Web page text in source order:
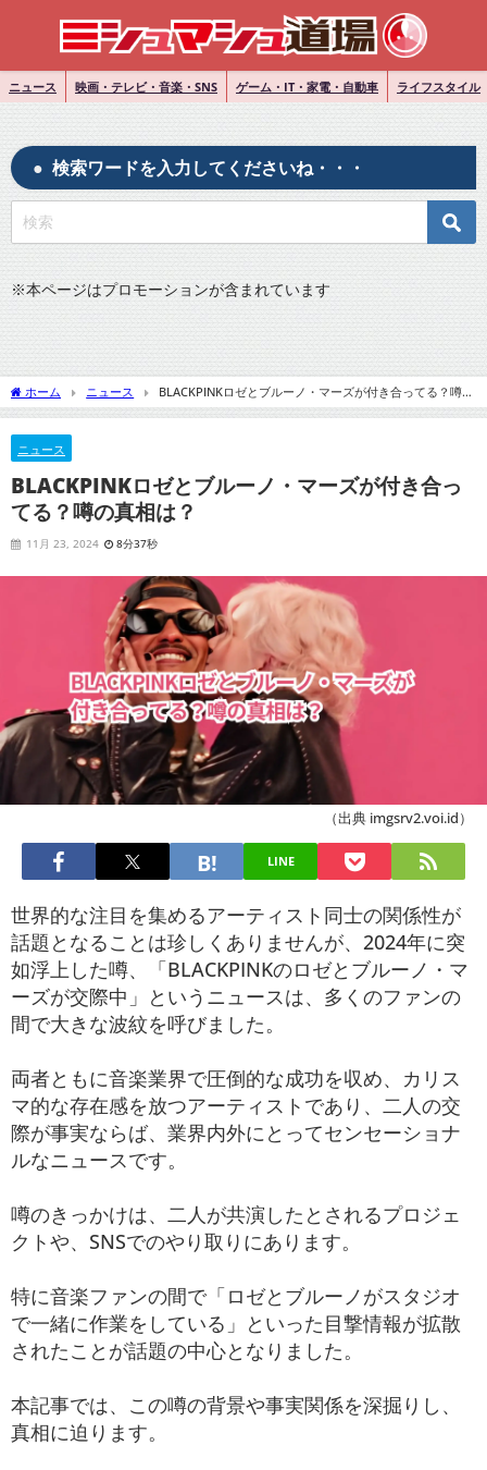
ニュース 映画・テレビ・音楽・SNS ゲーム・IT・家電・自動車 ライフスタイル
検索ワードを入力してくださいね・・・
※本ページはプロモーションが含まれています
ホーム ニュース
BLACKPINKロゼとブルーノ・マーズが付き合ってる？噂の
真相は？
ニュース
BLACKPINKロゼとブルーノ・マーズが付き合っ
てる？噂の真相は？
11月 23, 2024 8分37秒
（出典 imgsrv2.voi.id）
LINE
世界的な注目を集めるアーティスト同士の関係性が
話題となることは珍しくありませんが、2024年に突
如浮上した噂、「BLACKPINKのロゼとブルーノ・マ
ーズが交際中」というニュースは、多くのファンの
間で大きな波紋を呼びました。
両者ともに音楽業界で圧倒的な成功を収め、カリス
マ的な存在感を放つアーティストであり、二人の交
際が事実ならば、業界内外にとってセンセーショナ
ルなニュースです。
噂のきっかけは、二人が共演したとされるプロジェ
クトや、SNSでのやり取りにあります。
特に音楽ファンの間で「ロゼとブルーノがスタジオ
で一緒に作業をしている」といった目撃情報が拡散
されたことが話題の中心となりました。
本記事では、この噂の背景や事実関係を深掘りし、
真相に迫ります。